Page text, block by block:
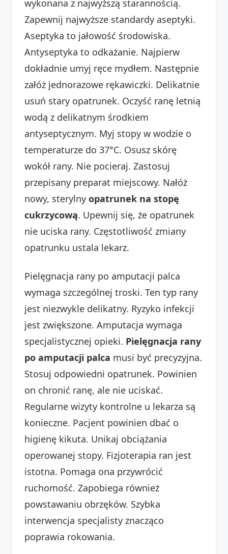
wykonana z najwyższą starannością.
Zapewnij najwyższe standardy aseptyki.
Aseptyka to jałowość środowiska.
Antyseptyka to odkażanie. Najpierw
dokładnie umyj ręce mydłem. Następnie
załóż jednorazowe rękawiczki. Delikatnie
usuń stary opatrunek. Oczyść ranę letnią
wodą z delikatnym środkiem
antyseptycznym. Myj stopy w wodzie o
temperaturze do 37°C. Osusz skórę
wokół rany. Nie pocieraj. Zastosuj
przepisany preparat miejscowy. Nałóż
nowy, sterylny opatrunek na stopę
cukrzycową. Upewnij się, że opatrunek
nie uciska rany. Częstotliwość zmiany
opatrunku ustala lekarz.
Pielęgnacja rany po amputacji palca
wymaga szczególnej troski. Ten typ rany
jest niezwykle delikatny. Ryzyko infekcji
jest zwiększone. Amputacja wymaga
specjalistycznej opieki. Pielęgnacja rany
po amputacji palca musi być precyzyjna.
Stosuj odpowiedni opatrunek. Powinien
on chronić ranę, ale nie uciskać.
Regularne wizyty kontrolne u lekarza są
konieczne. Pacjent powinien dbać o
higienę kikuta. Unikaj obciążania
operowanej stopy. Fizjoterapia ran jest
istotna. Pomaga ona przywrócić
ruchomość. Zapobiega również
powstawaniu obrzęków. Szybka
interwencja specjalisty znacząco
poprawia rokowania.